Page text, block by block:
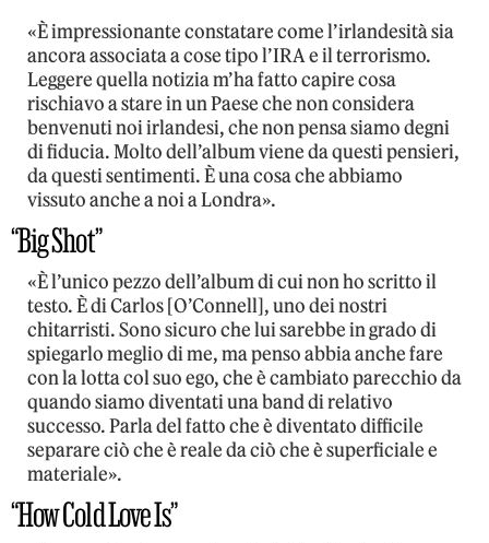
«È impressionante constatare come l’irlandesità sia
ancora associata a cose tipo l’IRA e il terrorismo.
Leggere quella notizia m’ha fatto capire cosa
rischiavo a stare in un Paese che non considera
benvenuti noi irlandesi, che non pensa siamo degni
di fiducia. Molto dell’album viene da questi pensieri,
da questi sentimenti. È una cosa che abbiamo
vissuto anche a noi a Londra».
“Big Shot”
«È l’unico pezzo dell’album di cui non ho scritto il
testo. È di Carlos [O’Connell], uno dei nostri
chitarristi. Sono sicuro che lui sarebbe in grado di
spiegarlo meglio di me, ma penso abbia anche fare
con la lotta col suo ego, che è cambiato parecchio da
quando siamo diventati una band di relativo
successo. Parla del fatto che è diventato difficile
separare ciò che è reale da ciò che è superficiale e
materiale».
“How Cold Love Is”